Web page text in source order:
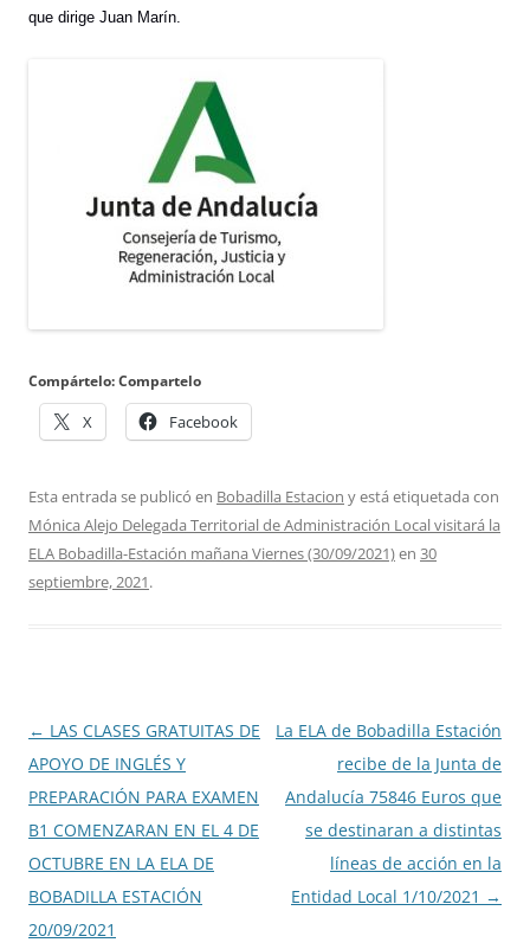
que dirige Juan Marín.
Compártelo: Compartelo
X Facebook
Esta entrada se publicó en Bobadilla Estacion y está etiquetada con
Mónica Alejo Delegada Territorial de Administración Local visitará la
ELA Bobadilla-Estación mañana Viernes (30/09/2021)en 30
septiembre, 2021.
Navegación
de
entradas
← LAS CLASES GRATUITAS DE
APOYO DE INGLÉS Y
PREPARACIÓN PARA EXAMEN
B1 COMENZARAN EN EL 4 DE
OCTUBRE EN LA ELA DE
BOBADILLA ESTACIÓN
20/09/2021
La ELA de Bobadilla Estación
recibe de la Junta de
Andalucía 75846 Euros que
se destinaran a distintas
líneas de acción en la
Entidad Local 1/10/2021 →